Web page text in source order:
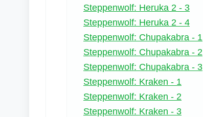
Steppenwolf: Heruka 2 - 3
Steppenwolf: Heruka 2 - 4
Steppenwolf: Chupakabra - 1
Steppenwolf: Chupakabra - 2
Steppenwolf: Chupakabra - 3
Steppenwolf: Kraken - 1
Steppenwolf: Kraken - 2
Steppenwolf: Kraken - 3